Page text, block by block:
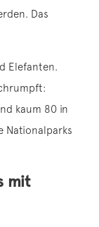
Das
Elefanten.
kaum 80 in
Nationalparks
mit